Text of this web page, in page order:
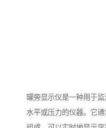
罐旁显示仪是一种用于
水平或压力的仪器。它